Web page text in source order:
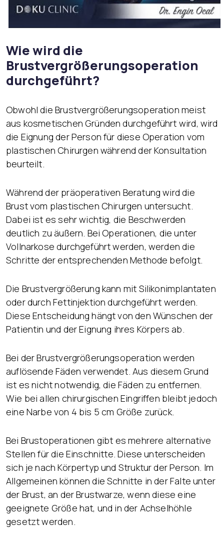
Wie wird die
Brustvergrößerungsoperation
durchgeführt?
Obwohl die Brustvergrößerungsoperation meist
aus kosmetischen Gründen durchgeführt wird, wird
die Eignung der Person für diese Operation vom
plastischen Chirurgen während der Konsultation
beurteilt.
Während der präoperativen Beratung wird die
Brust vom plastischen Chirurgen untersucht.
Dabei ist es sehr wichtig, die Beschwerden
deutlich zu äußern. Bei Operationen, die unter
Vollnarkose durchgeführt werden, werden die
Schritte der entsprechenden Methode befolgt.
Die Brustvergrößerung kann mit Silikonimplantaten
oder durch Fettinjektion durchgeführt werden.
Diese Entscheidung hängt von den Wünschen der
Patientin und der Eignung ihres Körpers ab.
Bei der Brustvergrößerungsoperation werden
auflösende Fäden verwendet. Aus diesem Grund
ist es nicht notwendig, die Fäden zu entfernen.
Wie bei allen chirurgischen Eingriffen bleibt jedoch
eine Narbe von 4 bis 5 cm Größe zurück.
Bei Brustoperationen gibt es mehrere alternative
Stellen für die Einschnitte. Diese unterscheiden
sich je nach Körpertyp und Struktur der Person. Im
Allgemeinen können die Schnitte in der Falte unter
der Brust, an der Brustwarze, wenn diese eine
geeignete Größe hat, und in der Achselhöhle
gesetzt werden.